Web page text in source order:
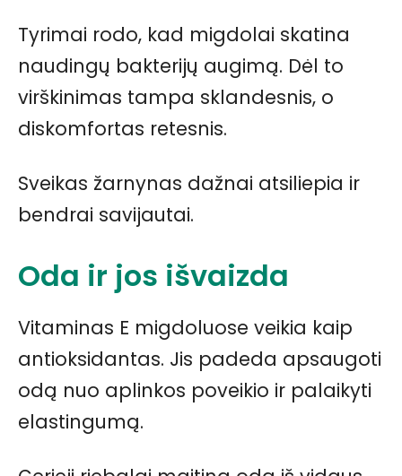
Tyrimai rodo, kad migdolai skatina
naudingų bakterijų augimą. Dėl to
virškinimas tampa sklandesnis, o
diskomfortas retesnis.
Sveikas žarnynas dažnai atsiliepia ir
bendrai savijautai.
Oda ir jos išvaizda
Vitaminas E migdoluose veikia kaip
antioksidantas. Jis padeda apsaugoti
odą nuo aplinkos poveikio ir palaikyti
elastingumą.